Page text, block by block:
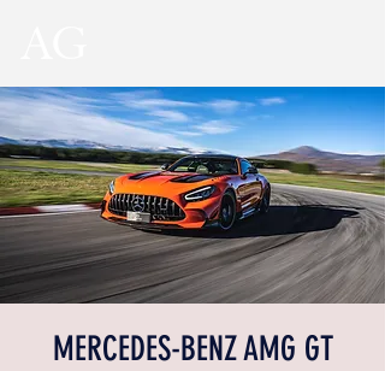
MERCEDES-BENZ AMG GT